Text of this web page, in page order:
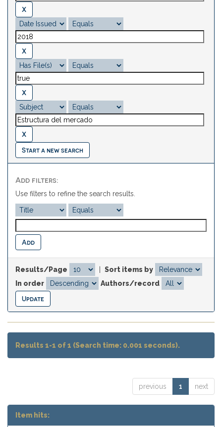
Start a new search
Add filters:
Use filters to refine the search results.
Results/Page
Sort items by
In order
Authors/record
Results 1-1 of 1 (Search time: 0.001 seconds).
previous 1 next
Item hits: